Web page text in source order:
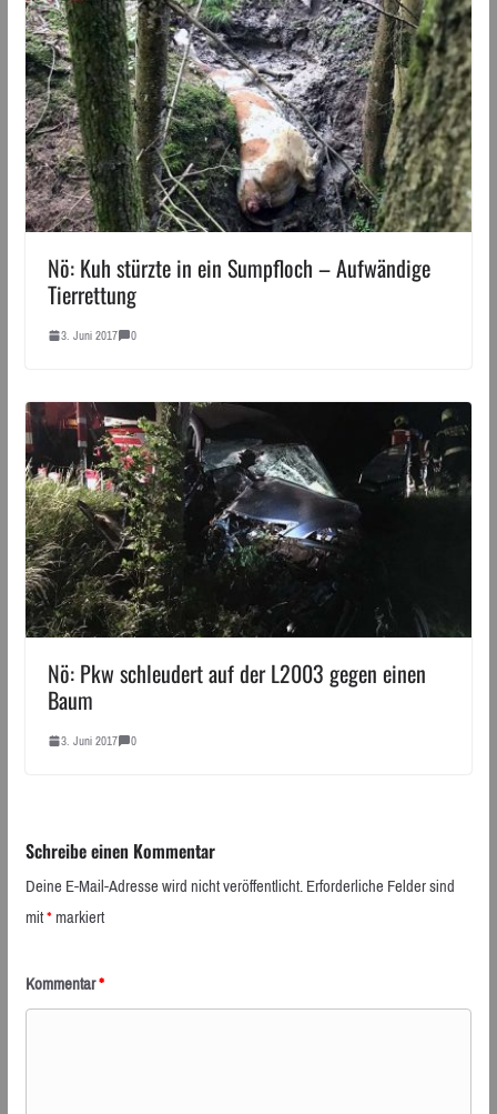
Nö: Kuh stürzte in ein Sumpfloch – Aufwändige
Tierrettung
3. Juni 2017 0
Nö: Pkw schleudert auf der L2003 gegen einen
Baum
3. Juni 2017 0
Schreibe einen Kommentar
Deine E-Mail-Adresse wird nicht veröffentlicht.Erforderliche Felder sind
mit*markiert
Kommentar*